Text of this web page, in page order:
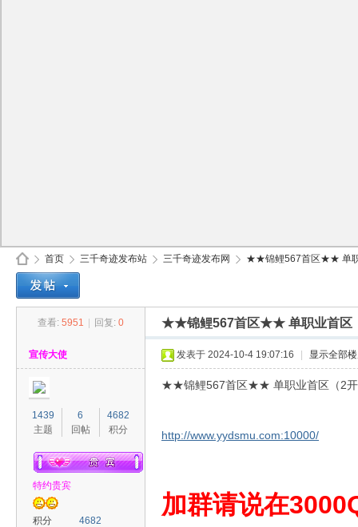
首页
›
三千奇迹发布站 三千奇迹发布网
›
★★锦鲤567首区★★ 单职
查看: 5951 回复: 0 ★★锦鲤567首区★★ 单职业首区（
宣传大使
1439
主题
6
回帖
4682
积分
特约贵宾
积分
4682
发表于 2024-10-4 19:07:16 显示全部
★★锦鲤567首区★★ 单职业首区（2开
http://www.yydsmu.com:10000/
加群请说在